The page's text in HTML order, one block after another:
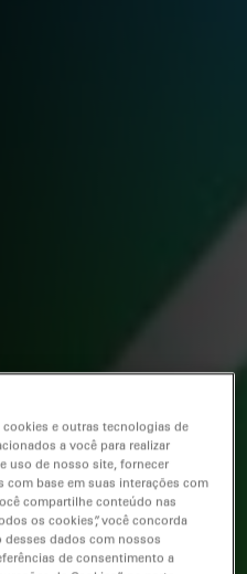
e outras tecnologias de
a você para realizar
uso de nosso site, fornecer
base em suas interações com
compartilhe conteúdo nas
os cookies”, você concorda
dados com nossos
de consentimento a